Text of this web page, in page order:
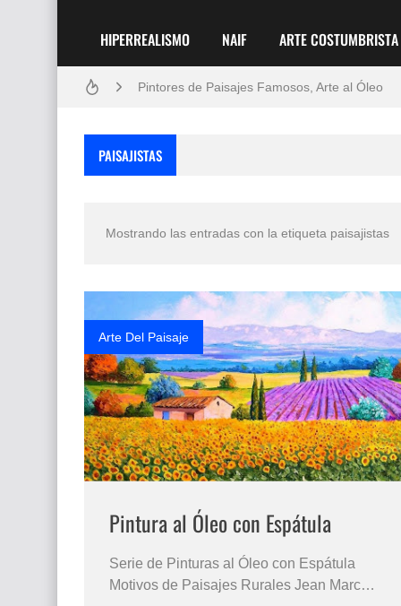
HIPERREALISMO NAIF ARTE COSTUMBRISTA
Frutas y Flores Para Colorear Imágenes
Pintores de Paisajes Famosos, Arte al Óleo
Rostros Bellos, La Perfección del Dibujo A
Fotos Artísticas de las Actrices de Hollywood
Que significan los cuadros de negras
El mundo del arte en pintura surrealista
PAISAJISTAS
Mostrando las entradas con la etiqueta paisajistas
Arte Del Paisaje
Pintura al Óleo con Espátula
Serie de Pinturas al Óleo con Espátula
Motivos de Paisajes Rurales Jean Marc